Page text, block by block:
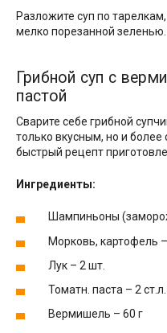
Разложите суп по
мелко порезанной зеленью.
Грибной суп с
пастой
Сварите себе грибной
только вкусным, но и
быстрый рецепт
Ингредиенты:
Шампиньоны
Морковь, картофель
Лук – 2 шт.
Томатн. паста – 2 ст.л.
Вермишель – 60 г